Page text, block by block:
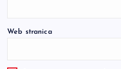
Web stranica